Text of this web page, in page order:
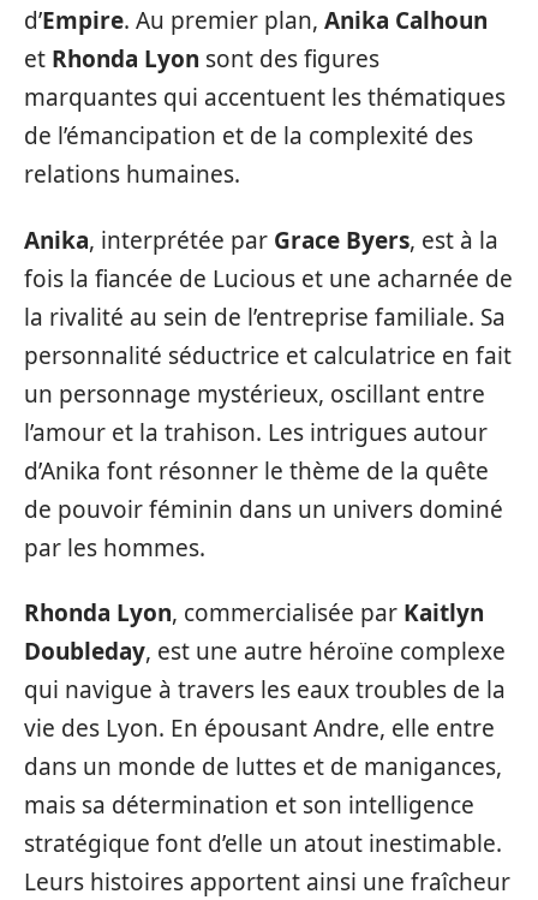
d’Empire. Au premier plan, Anika Calhoun
et Rhonda Lyon sont des figures
marquantes qui accentuent les thématiques
de l’émancipation et de la complexité des
relations humaines.
Anika, interprétée par Grace Byers, est à la
fois la fiancée de Lucious et une acharnée de
la rivalité au sein de l’entreprise familiale. Sa
personnalité séductrice et calculatrice en fait
un personnage mystérieux, oscillant entre
l’amour et la trahison. Les intrigues autour
d’Anika font résonner le thème de la quête
de pouvoir féminin dans un univers dominé
par les hommes.
Rhonda Lyon, commercialisée par Kaitlyn
Doubleday, est une autre héroïne complexe
qui navigue à travers les eaux troubles de la
vie des Lyon. En épousant Andre, elle entre
dans un monde de luttes et de manigances,
mais sa détermination et son intelligence
stratégique font d’elle un atout inestimable.
Leurs histoires apportent ainsi une fraîcheur